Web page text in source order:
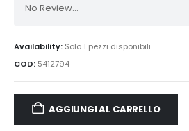
No Review...
Availability: Solo 1 pezzi disponibili
COD: 5412794
AGGIUNGI AL CARRELLO